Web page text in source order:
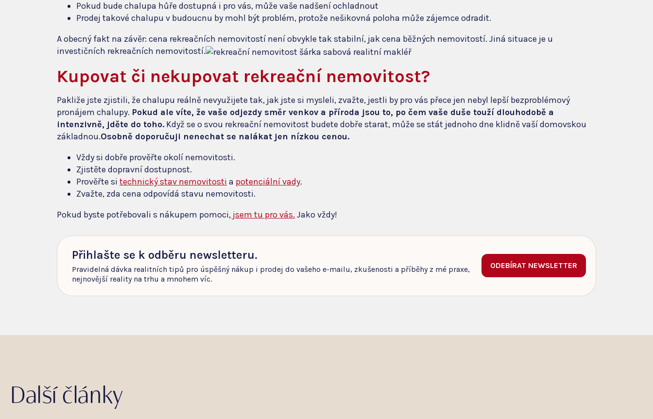
Pokud bude chalupa hůře dostupná i pro vás, může vaše nadšení ochladnout
Prodej takové chalupu v budoucnu by mohl být problém, protože nešikovná poloha může zájemce odradit.
A obecný fakt na závěr: cena rekreačních nemovitostí není obvykle tak stabilní, jak cena běžných nemovitostí. Jiná situace je u
investičních rekreačních nemovitostí.
Kupovat či nekupovat rekreační nemovitost?
Pakliže jste zjistili, že chalupu reálně nevyužijete tak, jak jste si mysleli, zvažte, jestli by pro vás přece jen nebyl lepší bezproblémový
pronájem chalupy. Pokud ale víte, že vaše odjezdy směr venkov a příroda jsou to, po čem vaše duše touží dlouhodobě a
intenzivně, jděte do toho. Když se o svou rekreační nemovitost budete dobře starat, může se stát jednoho dne klidně vaší domovskou
základnou.Osobně doporučuji nenechat se nalákat jen nízkou cenou.
Vždy si dobře prověřte okolí nemovitosti.
Zjistěte dopravní dostupnost.
Prověřte si technický stav nemovitosti a potenciální vady.
Zvažte, zda cena odpovídá stavu nemovitosti.
Pokud byste potřebovali s nákupem pomoci, jsem tu pro vás. Jako vždy!
Přihlašte se k odběru newsletteru.
Pravidelná dávka realitních tipů pro úspěšný nákup i prodej do vašeho e-mailu, zkušenosti a příběhy z mé praxe,
nejnovější reality na trhu a mnohem víc.
ODEBÍRAT NEWSLETTER
Další články